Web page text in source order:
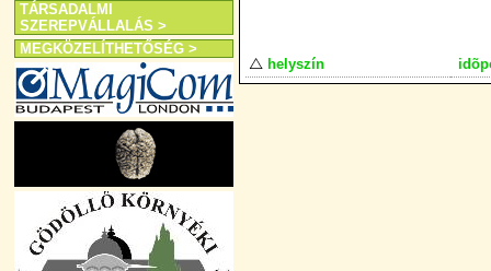
TÁRSADALMI
SZEREPVÁLLALÁS >
MEGKÖZELÍTHETŐSÉG >
helyszín